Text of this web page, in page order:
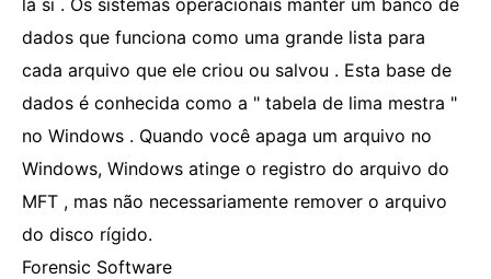
lá si . Os sistemas operacionais manter um banco de
dados que funciona como uma grande lista para
cada arquivo que ele criou ou salvou . Esta base de
dados é conhecida como a " tabela de lima mestra "
no Windows . Quando você apaga um arquivo no
Windows, Windows atinge o registro do arquivo do
MFT , mas não necessariamente remover o arquivo
do disco rígido.
Forensic Software